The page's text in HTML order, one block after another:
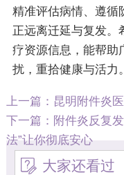
精准评估病情、遵循
正远离迁延与复发。
疗资源信息，能帮助
扰，重拾健康与活力。
上一篇： 昆明附件炎
下一篇： 附件炎反复
法”让你彻底安心
大家还看过